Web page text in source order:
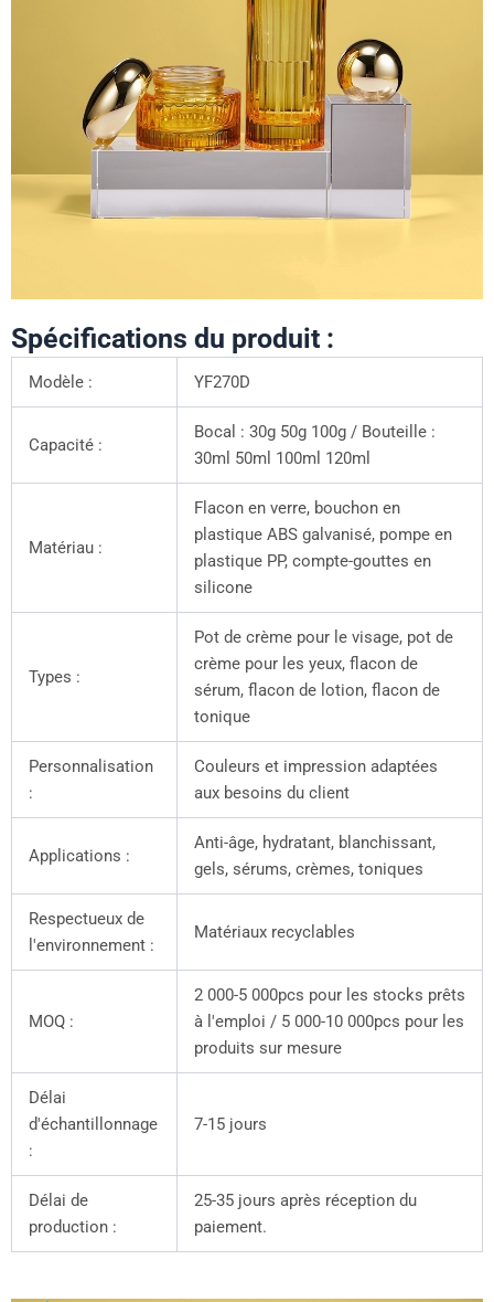
Spécifications du produit :
Modèle : YF270D
Capacité :
Bocal : 30g 50g 100g / Bouteille :
30ml 50ml 100ml 120ml
Matériau :
Flacon en verre, bouchon en
plastique ABS galvanisé, pompe en
plastique PP, compte-gouttes en
silicone
Types :
Pot de crème pour le visage, pot de
crème pour les yeux, flacon de
sérum, flacon de lotion, flacon de
tonique
Personnalisation
:
Couleurs et impression adaptées
aux besoins du client
Applications :
Anti-âge, hydratant, blanchissant,
gels, sérums, crèmes, toniques
Respectueux de
l'environnement :
Matériaux recyclables
MOQ :
2 000-5 000pcs pour les stocks prêts
à l'emploi / 5 000-10 000pcs pour les
produits sur mesure
Délai
d'échantillonnage
:
7-15 jours
Délai de
production :
25-35 jours après réception du
paiement.